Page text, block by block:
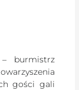
– burmistrz
gości gali